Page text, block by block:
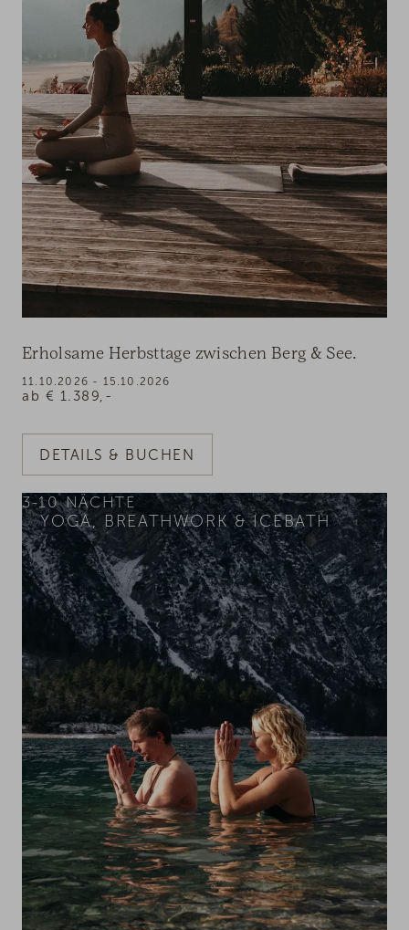
Erholsame Herbsttage zwischen Berg & See.
ab € 1.389,-
11.10.2026 - 15.10.2026
DETAILS & BUCHEN
YOGA, BREATHWORK & ICEBATH
3-10NÄCHTE